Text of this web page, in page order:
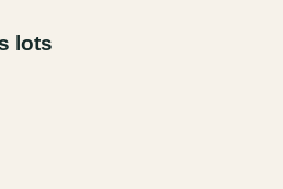
lots